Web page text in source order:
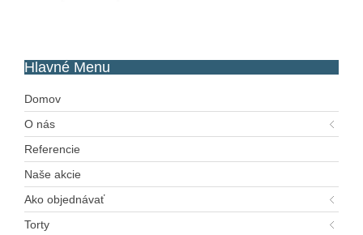
Hlavné Menu
Domov
O nás
Referencie
Naše akcie
Ako objednávať
Torty